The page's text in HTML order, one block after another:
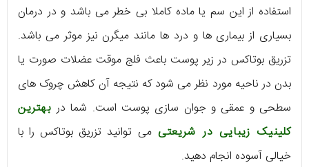
استفاده از این سم یا ماده کاملا بی خطر می باشد و در درمان
بسیاری از بیماری ها و درد ها مانند میگرن نیز موثر می باشد.
تزریق بوتاکس در زیر پوست باعث فلج موقت عضلات صورت یا
بدن در ناحیه مورد نظر می شود که نتیجه آن کاهش چروک های
سطحی و عمقی و جوان سازی پوست است. شما دربهترین
کلینیک زیبایی در شریعتیمی توانید تزریق بوتاکس را با
خیالی آسوده انجام دهید.